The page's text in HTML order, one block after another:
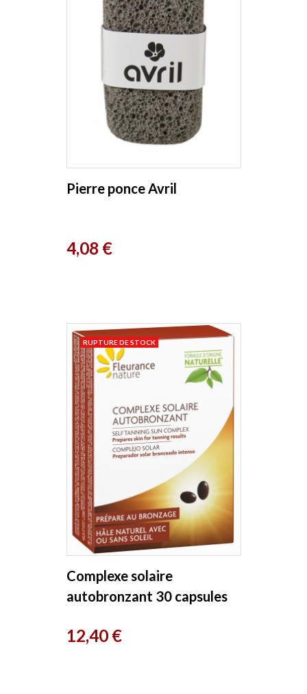
Pierre ponce Avril
Prix
4,08 €
Complexe solaire
autobronzant 30 capsules
Prix
12,40 €
RUPTURE DE STOCK